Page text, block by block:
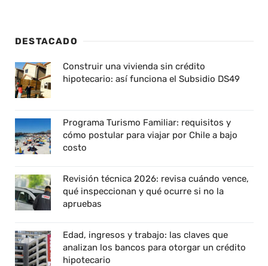
DESTACADO
Construir una vivienda sin crédito
hipotecario: así funciona el Subsidio DS49
Programa Turismo Familiar: requisitos y
cómo postular para viajar por Chile a bajo
costo
Revisión técnica 2026: revisa cuándo vence,
qué inspeccionan y qué ocurre si no la
apruebas
Edad, ingresos y trabajo: las claves que
analizan los bancos para otorgar un crédito
hipotecario